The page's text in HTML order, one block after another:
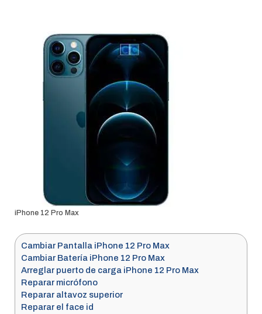
iPhone 12 Pro Max
Cambiar Pantalla iPhone 12 Pro Max
Cambiar Batería iPhone 12 Pro Max
Arreglar puerto de carga iPhone 12 Pro Max
Reparar micrófono
Reparar altavoz superior
Reparar el face id